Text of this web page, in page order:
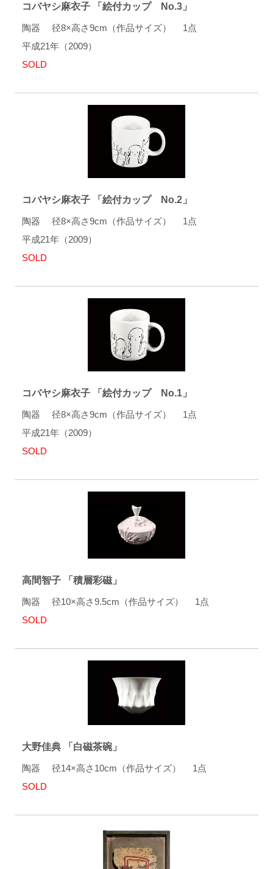
コバヤシ麻衣子 「絵付カップ No.3」
陶器 径8×高さ9cm（作品サイズ） 1点
平成21年（2009）
SOLD
コバヤシ麻衣子 「絵付カップ No.2」
陶器 径8×高さ9cm（作品サイズ） 1点
平成21年（2009）
SOLD
コバヤシ麻衣子 「絵付カップ No.1」
陶器 径8×高さ9cm（作品サイズ） 1点
平成21年（2009）
SOLD
高間智子 「積層彩磁」
陶器 径10×高さ9.5cm（作品サイズ） 1点
SOLD
大野佳典 「白磁茶碗」
陶器 径14×高さ10cm（作品サイズ） 1点
SOLD